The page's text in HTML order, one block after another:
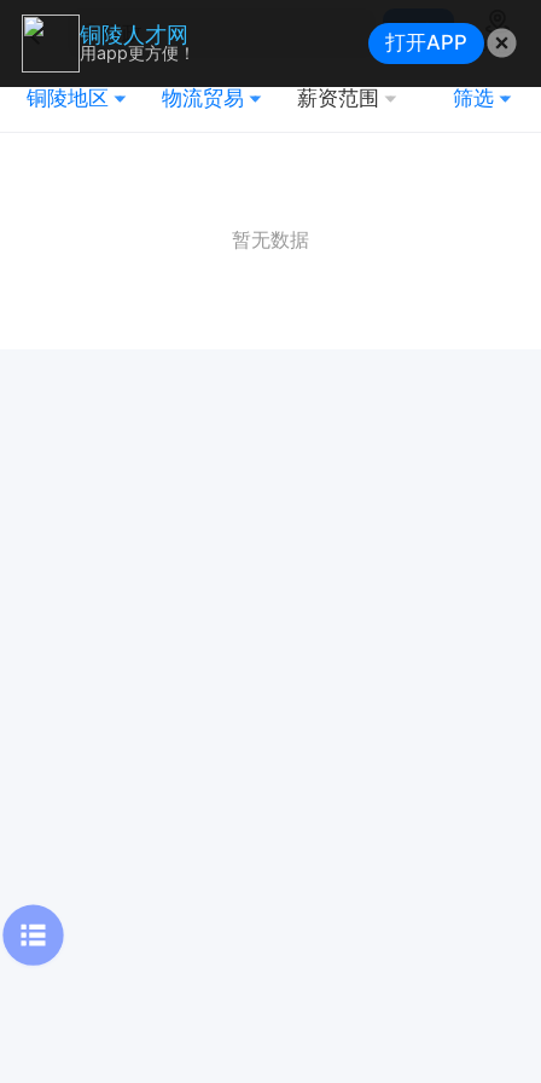
搜索
地图
铜陵地区 物流贸易 薪资范围 筛选
暂无数据
铜陵人才网
用app更方便！ 打开APP